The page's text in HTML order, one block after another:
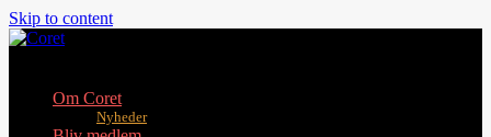
Skip to content
Om Coret
Nyheder